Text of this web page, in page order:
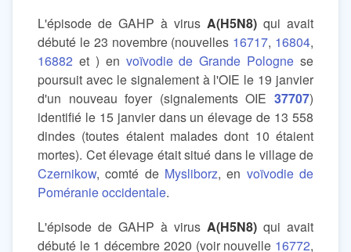
L'épisode de GAHP à virus A(H5N8) qui avait
débuté le 23 novembre (nouvelles 16717, 16804,
16882 et ) en voïvodie de Grande Pologne se
poursuit avec le signalement à l'OIE le 19 janvier
d'un nouveau foyer (signalements OIE 37707)
identifié le 15 janvier dans un élevage de 13 558
dindes (toutes étaient malades dont 10 étaient
mortes). Cet élevage était situé dans le village de
Czernikow, comté de Mysliborz, en voïvodie de
Poméranie occidentale.
L'épisode de GAHP à virus A(H5N8) qui avait
débuté le 1 décembre 2020 (voir nouvelle 16772,